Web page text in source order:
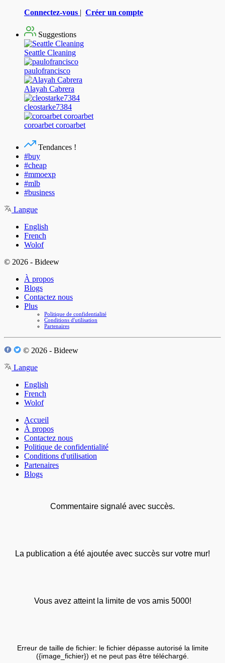
Connectez-vous | Créer un compte
Suggestions
Seattle Cleaning
paulofrancisco
Alayah Cabrera
cleostarke7384
coroarbet coroarbet
Tendances !
#buy
#cheap
#mmoexp
#mlb
#business
Langue
English
French
Wolof
© 2026 - Bideew
À propos
Blogs
Contactez nous
Plus
Politique de confidentialité
Conditions d'utilisation
Partenaires
© 2026 - Bideew
Langue
English
French
Wolof
Accueil
À propos
Contactez nous
Politique de confidentialité
Conditions d'utilisation
Partenaires
Blogs
Commentaire signalé avec succès.
La publication a été ajoutée avec succès sur votre mur!
Vous avez atteint la limite de vos amis 5000!
Erreur de taille de fichier: le fichier dépasse autorisé la limite
({image_fichier}) et ne peut pas être téléchargé.